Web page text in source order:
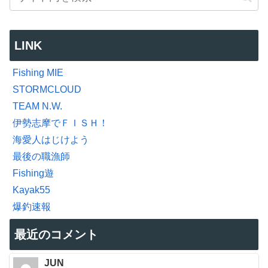
LINK
Fishing MIE
STORMCLOUD
TEAM N.W.
伊勢志摩でＦＩＳＨ！
海愛人はじけよう
最後の職漁師
Fishing遊
Kayak55
爆釣速報
最近のコメント
JUN